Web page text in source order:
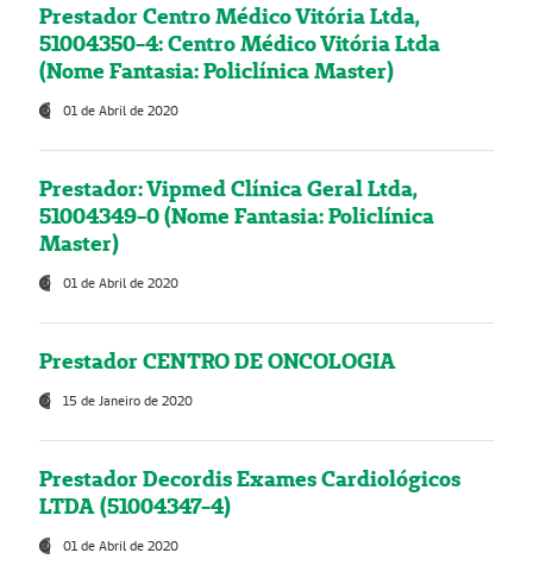
Prestador Centro Médico Vitória Ltda,
51004350-4: Centro Médico Vitória Ltda
(Nome Fantasia: Policlínica Master)
01 de Abril de 2020
Prestador: Vipmed Clínica Geral Ltda,
51004349-0 (Nome Fantasia: Policlínica
Master)
01 de Abril de 2020
Prestador CENTRO DE ONCOLOGIA
15 de Janeiro de 2020
Prestador Decordis Exames Cardiológicos
LTDA (51004347-4)
01 de Abril de 2020